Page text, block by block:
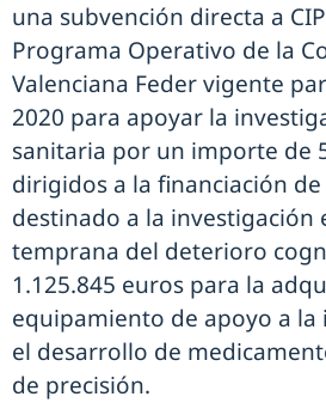
una subvención directa a
Programa Operativo de la
Valenciana Feder vigente
2020 para apoyar la
sanitaria por un importe de
dirigidos a la financiación
destinado a la investigación
temprana del deterioro
1.125.845 euros para la
equipamiento de apoyo a la
el desarrollo de
de precisión.